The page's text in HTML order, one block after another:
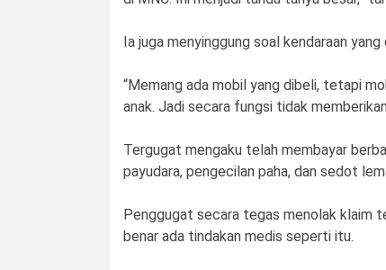
Ia juga menyinggung soal kendaraan
“Memang ada mobil yang dibeli, tetapi
anak. Jadi secara fungsi tidak
Tergugat mengaku telah membayar
payudara, pengecilan paha, dan sedot
Penggugat secara tegas menolak klaim
benar ada tindakan medis seperti itu.